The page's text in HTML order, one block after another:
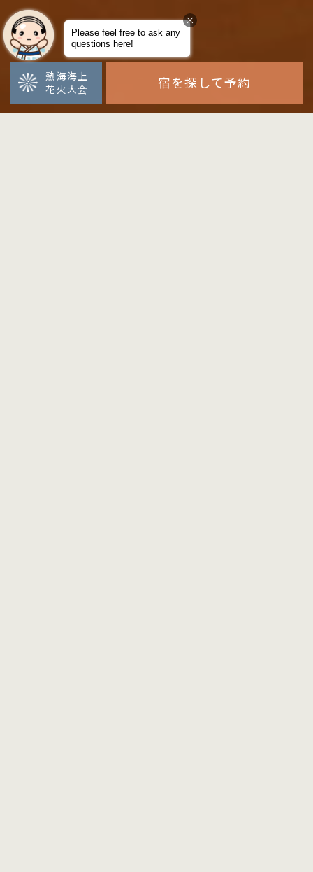
熱海海上
花火大会
宿を探して予約